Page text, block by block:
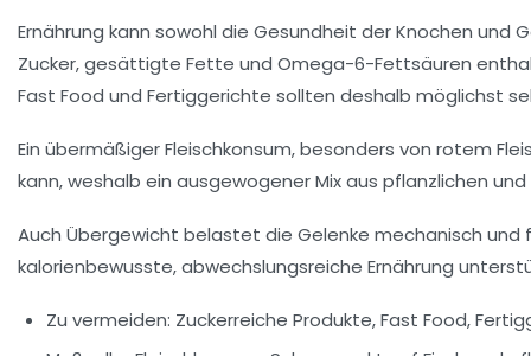
Ernährung kann sowohl die Gesundheit der Knochen
Zucker, gesättigte Fette und Omega-6-Fettsäuren
Fast Food und Fertiggerichte sollten deshalb möglichst
Ein übermäßiger Fleischkonsum, besonders von rotem
kann, weshalb ein ausgewogener Mix aus pflanzlichen
Auch Übergewicht belastet die Gelenke mechanisch und
kalorienbewusste, abwechslungsreiche Ernährung
Zu vermeiden: Zuckerreiche Produkte, Fast Food,